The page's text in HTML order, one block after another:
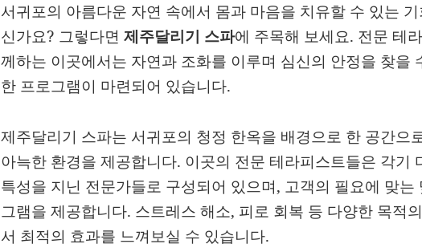
서귀포의 아름다운 자연 속에서 몸과 마음을 치유할 수 있는
신가요? 그렇다면제주달리기 스파에 주목해 보세요. 전문 테
께하는 이곳에서는 자연과 조화를 이루며 심신의 안정을 찾을
한 프로그램이 마련되어 있습니다.
제주달리기 스파는 서귀포의 청정 한옥을 배경으로 한 공간으
아늑한 환경을 제공합니다. 이곳의 전문 테라피스트들은 각기
특성을 지닌 전문가들로 구성되어 있으며, 고객의 필요에 맞는
그램을 제공합니다. 스트레스 해소, 피로 회복 등 다양한 목적
서 최적의 효과를 느껴보실 수 있습니다.